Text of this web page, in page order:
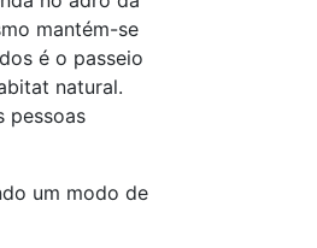
mantém-se
é o passeio
natural.
pessoas
um modo de